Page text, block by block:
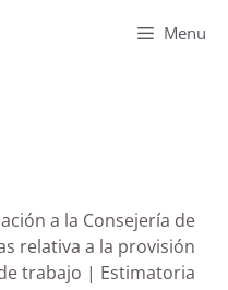
Menu
a la Consejería de
relativa a la provisión
trabajo | Estimatoria